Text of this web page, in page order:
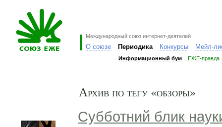
Международный союз интернет-деятелей
О союзе Периодика Конкурсы Мейл-
Информационный бум ЕЖЕ-правда
Архив по тегу «обзоры»
Субботний блик